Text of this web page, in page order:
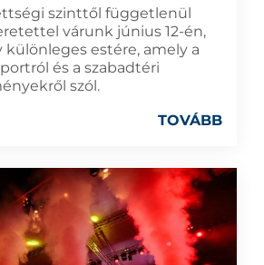
szinttől függetlenül
várunk június 12-én,
estére, amely a
és a szabadtéri
szól.
TOVÁBB